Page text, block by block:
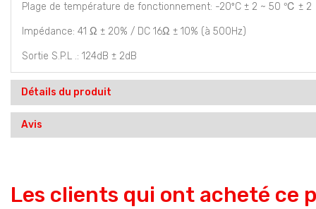
Plage de température de fonctionnement: -20ºC ± 2 ~ 50 ℃ ± 2
Impédance: 41 Ω ± 20% / DC 16Ω ± 10% (à 500Hz)
Sortie S.P.L .: 124dB ± 2dB
Détails du produit
Avis
Les clients qui ont acheté ce